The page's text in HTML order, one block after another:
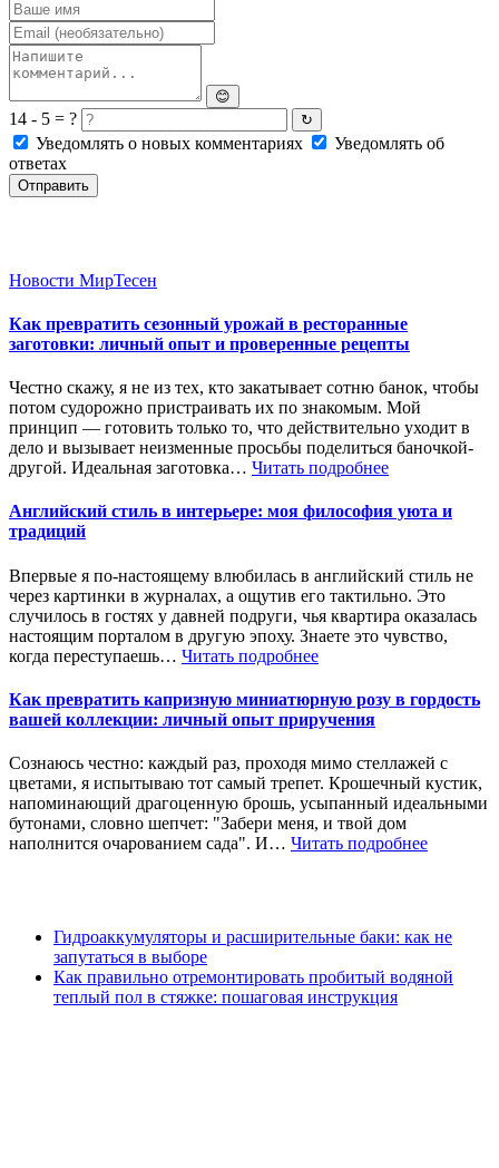
😊
14 - 5 = ? ↻
Уведомлять о новых комментариях
Уведомлять об
ответах
Отправить
Новости МирТесен
Как превратить сезонный урожай в ресторанные
заготовки: личный опыт и проверенные рецепты
Честно скажу, я не из тех, кто закатывает сотню банок, чтобы
потом судорожно пристраивать их по знакомым. Мой
принцип — готовить только то, что действительно уходит в
дело и вызывает неизменные просьбы поделиться баночкой-
другой. Идеальная заготовка… Читать подробнее
Английский стиль в интерьере: моя философия уюта и
традиций
Впервые я по-настоящему влюбилась в английский стиль не
через картинки в журналах, а ощутив его тактильно. Это
случилось в гостях у давней подруги, чья квартира оказалась
настоящим порталом в другую эпоху. Знаете это чувство,
когда переступаешь… Читать подробнее
Как превратить капризную миниатюрную розу в гордость
вашей коллекции: личный опыт приручения
Сознаюсь честно: каждый раз, проходя мимо стеллажей с
цветами, я испытываю тот самый трепет. Крошечный кустик,
напоминающий драгоценную брошь, усыпанный идеальными
бутонами, словно шепчет: "Забери меня, и твой дом
наполнится очарованием сада". И… Читать подробнее
Гидроаккумуляторы и расширительные баки: как не
запутаться в выборе
Как правильно отремонтировать пробитый водяной
теплый пол в стяжке: пошаговая инструкция